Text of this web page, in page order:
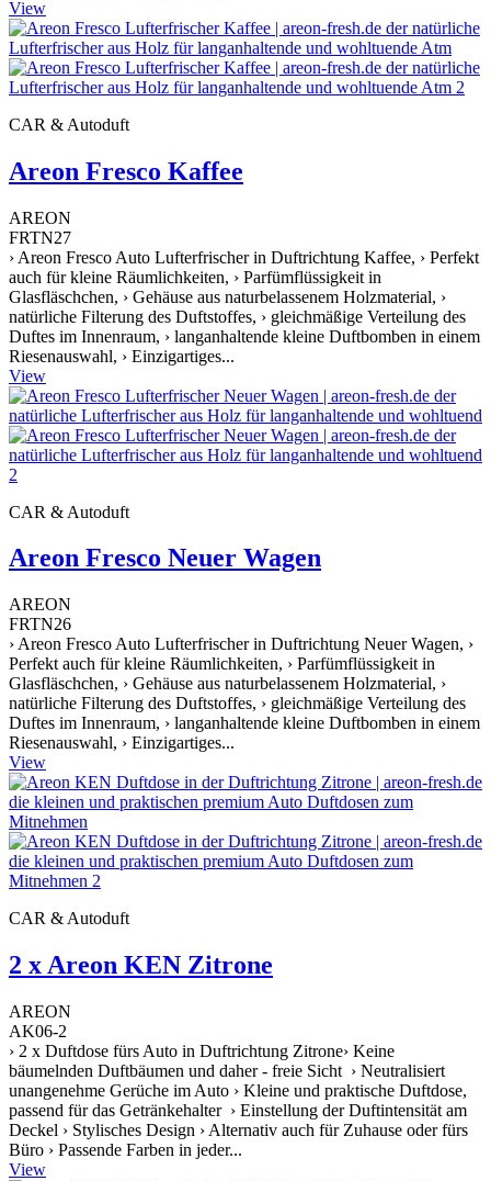
View
CAR & Autoduft
Areon Fresco Kaffee
AREON
FRTN27
› Areon Fresco Auto Lufterfrischer in Duftrichtung Kaffee, › Perfekt
auch für kleine Räumlichkeiten, › Parfümflüssigkeit in
Glasfläschchen, › Gehäuse aus naturbelassenem Holzmaterial, ›
natürliche Filterung des Duftstoffes, › gleichmäßige Verteilung des
Duftes im Innenraum, › langanhaltende kleine Duftbomben in einem
Riesenauswahl, › Einzigartiges...
View
CAR & Autoduft
Areon Fresco Neuer Wagen
AREON
FRTN26
› Areon Fresco Auto Lufterfrischer in Duftrichtung Neuer Wagen, ›
Perfekt auch für kleine Räumlichkeiten, › Parfümflüssigkeit in
Glasfläschchen, › Gehäuse aus naturbelassenem Holzmaterial, ›
natürliche Filterung des Duftstoffes, › gleichmäßige Verteilung des
Duftes im Innenraum, › langanhaltende kleine Duftbomben in einem
Riesenauswahl, › Einzigartiges...
View
CAR & Autoduft
2 x Areon KEN Zitrone
AREON
AK06-2
› 2 x Duftdose fürs Auto in Duftrichtung Zitrone› Keine
bäumelnden Duftbäumen und daher - freie Sicht › Neutralisiert
unangenehme Gerüche im Auto › Kleine und praktische Duftdose,
passend für das Getränkehalter › Einstellung der Duftintensität am
Deckel › Stylisches Design › Alternativ auch für Zuhause oder fürs
Büro › Passende Farben in jeder...
View